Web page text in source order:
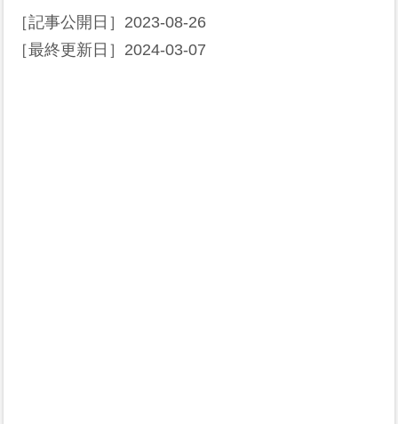
［記事公開日］ 2023-08-26
［最終更新日］ 2024-03-07